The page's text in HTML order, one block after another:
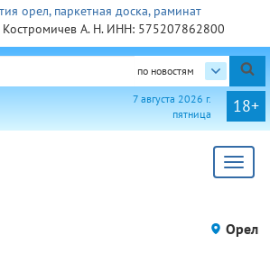
А. Н. ИНН: 575207862800
по новостям
18+
7 августа 2026 г.
пятница
Toggle
Орел